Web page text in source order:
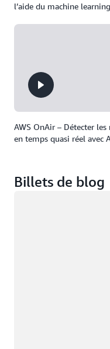
l’aide du machine
AWS OnAir – Détecter
en temps quasi réel avec
Billets de blog